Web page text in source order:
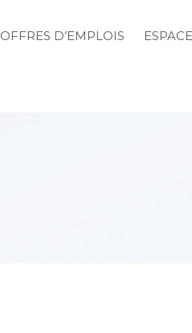
OFFRES D’EMPLOIS